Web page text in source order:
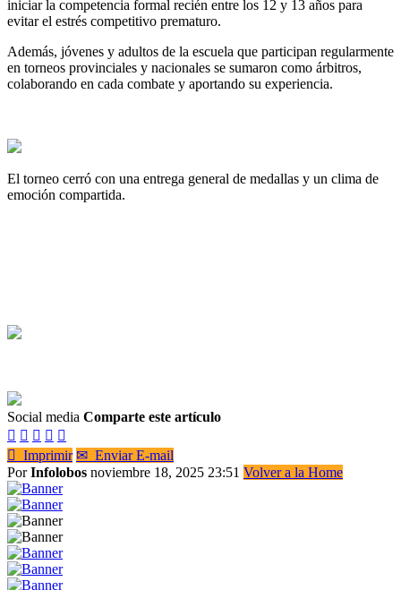
iniciar la competencia formal recién entre los 12 y 13 años para
evitar el estrés competitivo prematuro.
Además, jóvenes y adultos de la escuela que participan regularmente
en torneos provinciales y nacionales se sumaron como árbitros,
colaborando en cada combate y aportando su experiencia.
El torneo cerró con una entrega general de medallas y un clima de
emoción compartida.
Social media Comparte este artículo
    
 Imprimir ✉ Enviar E-mail
PorInfolobos noviembre 18, 2025 23:51 Volver a la Home